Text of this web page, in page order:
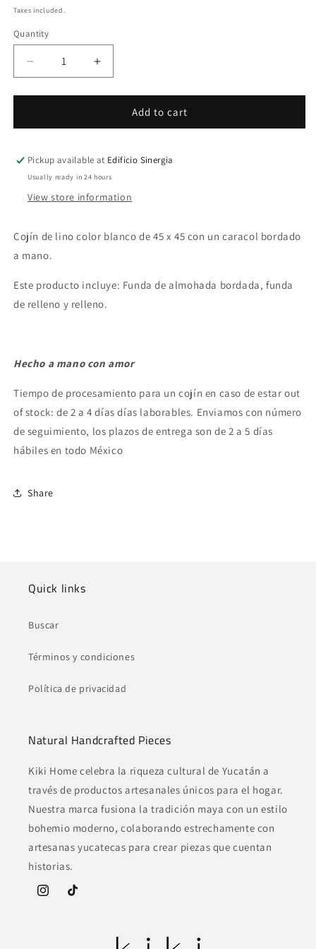
price
Taxes included.
Quantity
Quantity
Decrease
quantity
for
Caracol
Increase
quantity
for
Caracol
Add to cart
Pickup available at Edificio Sinergia
Usually ready in 24 hours
View store information
Cojín de lino color blanco de 45 x 45 con un caracol bordado
a mano.
Este producto incluye: Funda de almohada bordada, funda
de relleno y relleno.
Hecho a mano con amor
Tiempo de procesamiento para un cojín en caso de estar out
of stock: de 2 a 4 días días laborables. Enviamos con número
de seguimiento, los plazos de entrega son de 2 a 5 días
hábiles en todo México
Share
Quick links
Buscar
Términos y condiciones
Política de privacidad
Natural Handcrafted Pieces
Kiki Home celebra la riqueza cultural de Yucatán a
través de productos artesanales únicos para el hogar.
Nuestra marca fusiona la tradición maya con un estilo
bohemio moderno, colaborando estrechamente con
artesanas yucatecas para crear piezas que cuentan
historias.
InstagramTikTok